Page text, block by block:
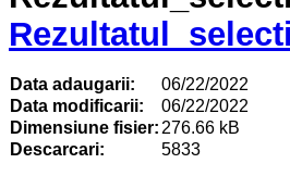
Data adaugarii:
06/22/2022
Data modificarii:
06/22/2022
Dimensiune fisier: 276.66 kB
Descarcari:
5833